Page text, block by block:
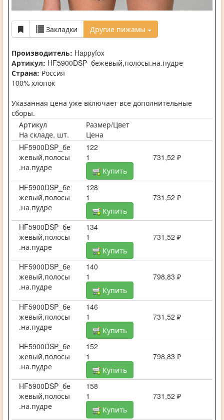
Закладки Другие пижамы
Производитель: Happyfox
Артикул: HF5900DSP_бежевый,полосы.на.пудре
Страна: Россия
100% хлопок
Указанная цена уже включает все дополнительные
сборы.
Артикул
Размер/Цвет
На складе, шт.
Цена
HF5900DSP_бе
жевый,полосы
.на.пудре
122
1
731,52 ₽
Купить
HF5900DSP_бе
жевый,полосы
.на.пудре
128
1
731,52 ₽
Купить
HF5900DSP_бе
жевый,полосы
.на.пудре
134
1
731,52 ₽
Купить
HF5900DSP_бе
жевый,полосы
.на.пудре
140
1
798,83 ₽
Купить
HF5900DSP_бе
жевый,полосы
.на.пудре
146
1
731,52 ₽
Купить
HF5900DSP_бе
жевый,полосы
.на.пудре
152
1
798,83 ₽
Купить
HF5900DSP_бе
жевый,полосы
.на.пудре
158
1
731,52 ₽
Купить